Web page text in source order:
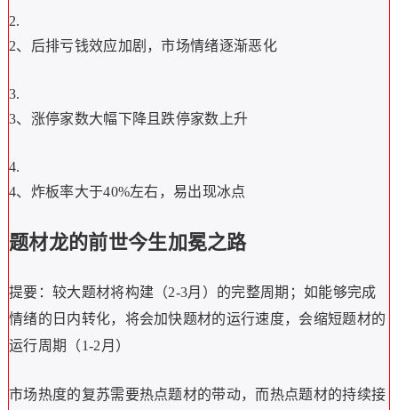
2、后排亏钱效应加剧，市场情绪逐渐恶化
3、涨停家数大幅下降且跌停家数上升
4、炸板率大于40%左右，易出现冰点
题材龙的前世今生加冕之路
提要：较大题材将构建（2-3月）的完整周期；如能够完成
情绪的日内转化，将会加快题材的运行速度，会缩短题材的
运行周期（1-2月）
市场热度的复苏需要热点题材的带动，而热点题材的持续接